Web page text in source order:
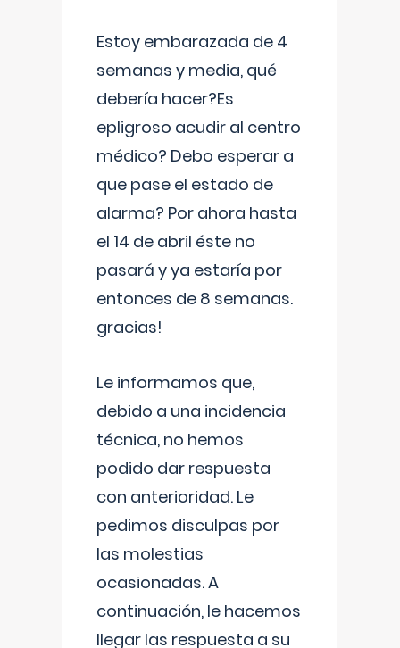
Estoy embarazada de 4
semanas y media, qué
debería hacer?Es
epligroso acudir al centro
médico? Debo esperar a
que pase el estado de
alarma? Por ahora hasta
el 14 de abril éste no
pasará y ya estaría por
entonces de 8 semanas.
gracias!
Le informamos que,
debido a una incidencia
técnica, no hemos
podido dar respuesta
con anterioridad. Le
pedimos disculpas por
las molestias
ocasionadas. A
continuación, le hacemos
llegar las respuesta a su